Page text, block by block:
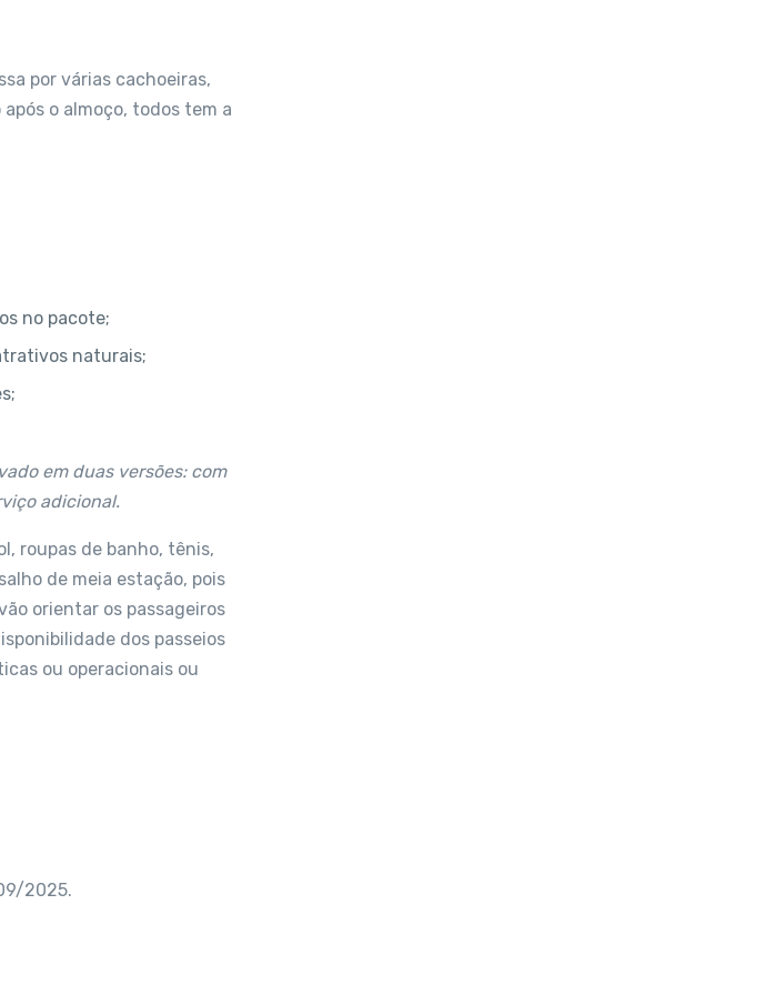
por várias cachoeiras,
o almoço, todos tem a
no pacote;
naturais;
em duas versões: com
adicional.
roupas de banho, tênis,
de meia estação, pois
orientar os passageiros
dos passeios
ou operacionais ou
2025.